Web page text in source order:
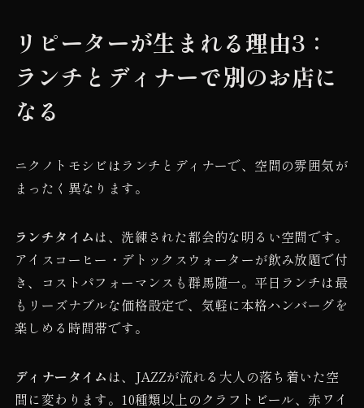
リピーターが生まれる理由3：
ランチとディナーで別のお店に
なる
ニクノトモシビはランチとディナーで、空間の雰囲気が
まったく異なります。
ランチタイムは、洗練された都会的な明るい空間です。
アイスコーヒー・デトックスウォーターが飲み放題で付
き、コストパフォーマンスも群馬随一。平日ランチは最
もリーズナブルな価格設定で、気軽に本格ハンバーグを
楽しめる時間帯です。
ディナータイム は、JAZZが流れる大人の落ち着いた空
間に変わります。10種類以上のクラフトビール、赤ワイ